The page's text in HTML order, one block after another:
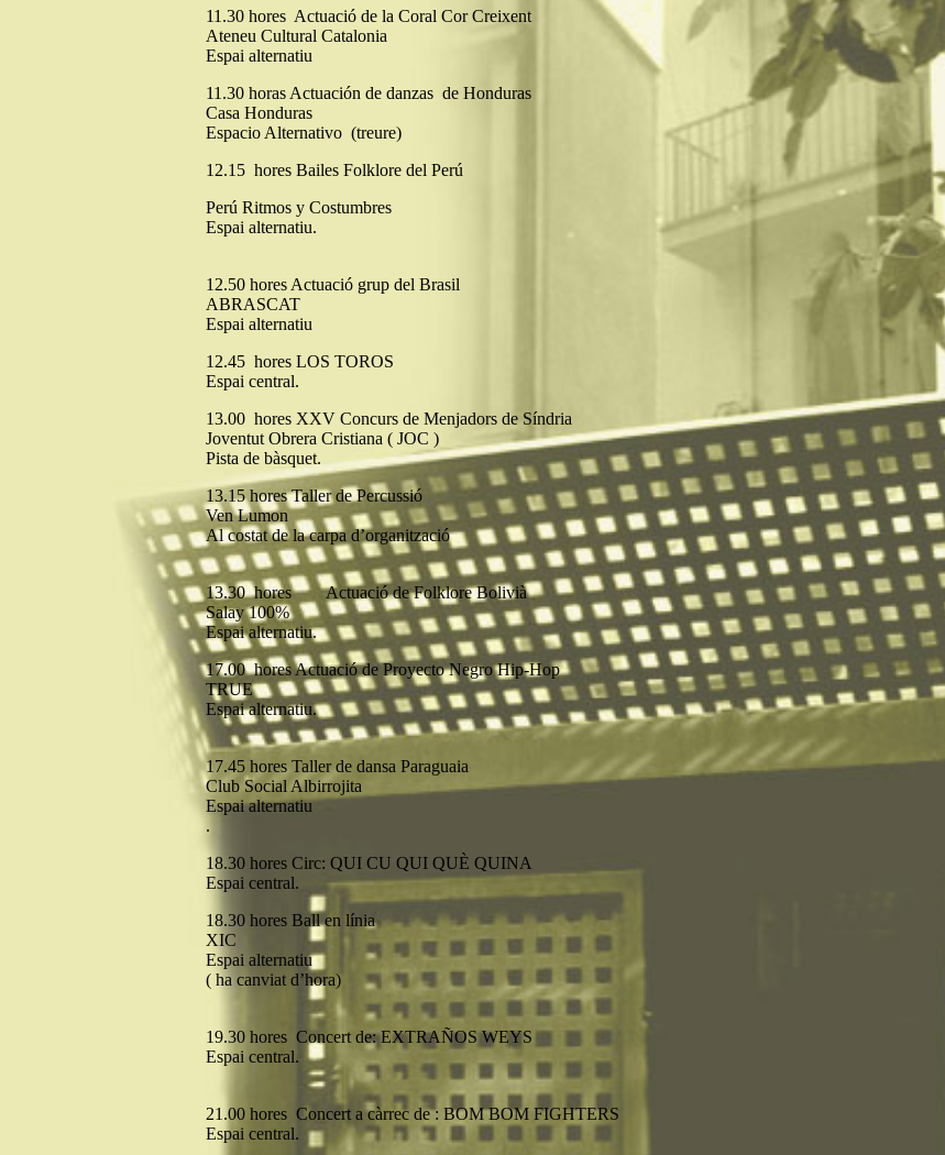
11.30 hores Actuació de la Coral Cor Creixent
Ateneu Cultural Catalonia
Espai alternatiu
11.30 horas Actuación de danzas de Honduras
Casa Honduras
Espacio Alternativo (treure)
12.15 hores Bailes Folklore del Perú
Perú Ritmos y Costumbres
Espai alternatiu.
12.50 hores Actuació grup del Brasil
ABRASCAT
Espai alternatiu
12.45 hores LOS TOROS
Espai central.
13.00 hores XXV Concurs de Menjadors de Síndria
Joventut Obrera Cristiana ( JOC )
Pista de bàsquet.
13.15 hores Taller de Percussió
Ven Lumon
Al costat de la carpa d’organització
13.30 hores Actuació de Folklore Bolivià
Salay 100%
Espai alternatiu.
17.00 hores Actuació de Proyecto Negro Hip-Hop
TRUE
Espai alternatiu.
17.45 hores Taller de dansa Paraguaia
Club Social Albirrojita
Espai alternatiu
.
18.30 hores Circ: QUI CU QUI QUÈ QUINA
Espai central.
18.30 hores Ball en línia
XIC
Espai alternatiu
( ha canviat d’hora)
19.30 hores Concert de: EXTRAÑOS WEYS
Espai central.
21.00 hores Concert a càrrec de : BOM BOM FIGHTERS
Espai central.